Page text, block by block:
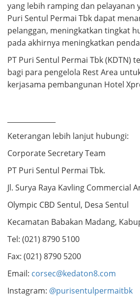
yang lebih ramping dan pelayanan
Puri Sentul Permai Tbk dapat
pelanggan, meningkatkan tingkat
pada akhirnya meningkatkan
PT Puri Sentul Permai Tbk (KDTN)
bagi para pengelola Rest Area
kerjasama pembangunan Hotel
Keterangan lebih lanjut hubungi:
Corporate Secretary Team
PT Puri Sentul Permai Tbk.
Jl. Surya Raya Kavling Commercial
Olympic CBD Sentul, Desa Sentul
Kecamatan Babakan Madang,
Tel: (021) 8790 5100
Fax: (021) 8790 5200
Email: corsec@kedaton8.com
Instagram: @purisentulpermaitbk